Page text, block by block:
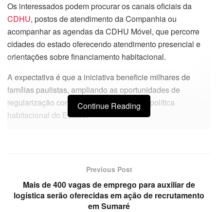
Os interessados podem procurar os canais oficiais da
CDHU, postos de atendimento da Companhia ou
acompanhar as agendas da CDHU Móvel, que percorre
cidades do estado oferecendo atendimento presencial e
orientações sobre financiamento habitacional.
A expectativa é que a iniciativa beneficie milhares de
famílias paulistas, ampliando as oportunidades de
regularização contratual e fortalecendo a política
habitacional do Estado.
Continue Reading
Previous Post
Mais de 400 vagas de emprego para auxiliar de
logística serão oferecidas em ação de recrutamento
em Sumaré